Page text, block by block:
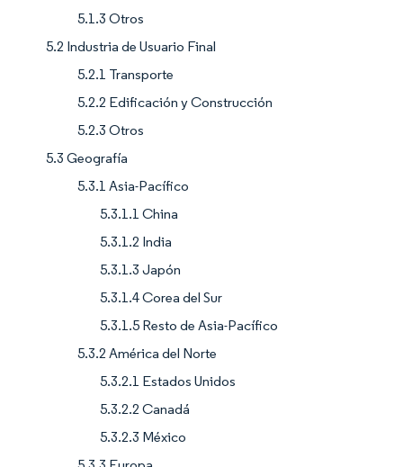
5.1.3 Otros
5.2 Industria de Usuario Final
5.2.1 Transporte
5.2.2 Edificación y Construcción
5.2.3 Otros
5.3 Geografía
5.3.1 Asia-Pacífico
5.3.1.1 China
5.3.1.2 India
5.3.1.3 Japón
5.3.1.4 Corea del Sur
5.3.1.5 Resto de Asia-Pacífico
5.3.2 América del Norte
5.3.2.1 Estados Unidos
5.3.2.2 Canadá
5.3.2.3 México